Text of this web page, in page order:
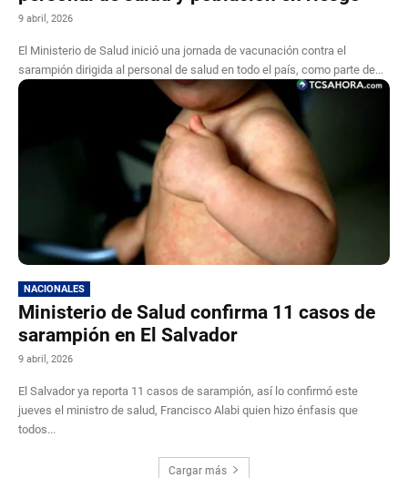
9 abril, 2026
El Ministerio de Salud inició una jornada de vacunación contra el
sarampión dirigida al personal de salud en todo el país, como parte de...
NACIONALES
Ministerio de Salud confirma 11 casos de
sarampión en El Salvador
9 abril, 2026
El Salvador ya reporta 11 casos de sarampión, así lo confirmó este
jueves el ministro de salud, Francisco Alabi quien hizo énfasis que
todos...
Cargar más